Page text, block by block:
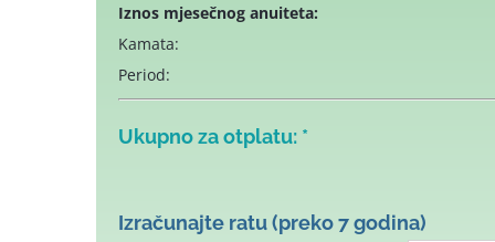
Iznos mjesečnog anuiteta:
Kamata:
Period:
Ukupno za otplatu: *
Izračunajte ratu (preko 7 godina)